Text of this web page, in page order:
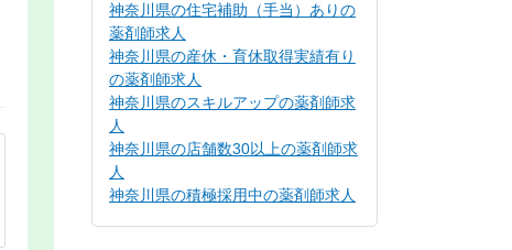
神奈川県の住宅補助（手当）ありの
薬剤師求人
神奈川県の産休・育休取得実績有り
の薬剤師求人
神奈川県のスキルアップの薬剤師求
人
神奈川県の店舗数30以上の薬剤師求
人
神奈川県の積極採用中の薬剤師求人